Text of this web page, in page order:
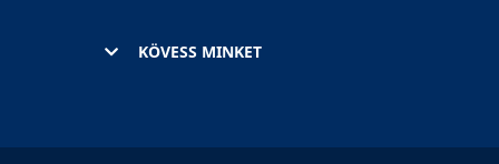
KÖVESS MINKET